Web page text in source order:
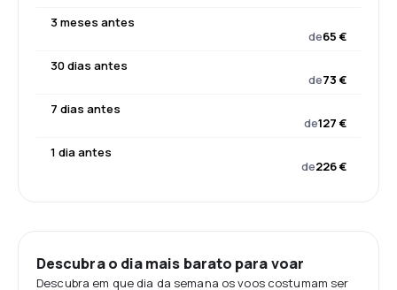
3 meses antes
de65 €
30 dias antes
de73 €
7 dias antes
de127 €
1 dia antes
de226 €
Descubra o dia mais barato para voar
Descubra em que dia da semana os voos costumam ser